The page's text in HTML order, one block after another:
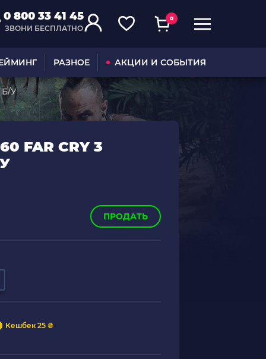
0 800 33 41 45
ЗВОНИ БЕСПЛАТНО
0
РАЗНОЕ АКЦИИ И СОБЫТИЯ
Б/У
FAR CRY 3
ПРОДАТЬ
Кешбек 25 ₴